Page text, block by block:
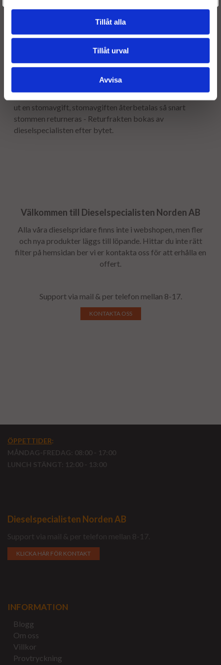
Tillåt alla
Tillåt urval
Avvisa
Leveranstiden normalt ca är 2-5 arbetsdagar.
Som en säkerhet för att få tillbaka er gamla stomme tar vi
ut en stomavgift, stomavgiften återbetalas så snart
stommen returneras - Returfrakten bokas av
dieselspecialisten efter bytet.
Välkommen till Dieselspecialisten Norden AB
Alla våra dieselspridare finns inte i webshopen, men fler
och nya produkter läggs till löpande. Hittar du inte rätt
filter på hemsidan ber vi er kontakta oss för att erhålla en
offert.
Support via mail & per telefon mellan 8-17.
KONTAKTA OSS
ÖPPETTIDER:
MÅNDAG-FREDAG: 08:00 - 17:00
LUNCH STÄNGT: 12:00 - 13:00
Dieselspecialisten Norden AB
Support via mail & per telefon mellan 8-17.
KLICKA HÄR FÖR KONTAKT
INFORMATION
Blogg
Om oss
Villkor
Provtryckning